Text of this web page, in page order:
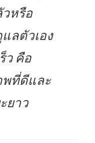
หรือ
ลตัวเอง
ว คือ
ที่ดีและ
ยาว